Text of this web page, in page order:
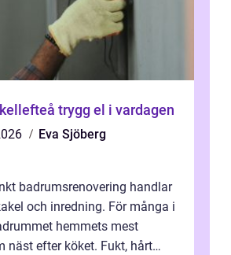
Elservice skellefteå trygg el i vardagen
Eva Sjöberg
badrumsrenovering handlar
och inredning. För många i
hemmets mest
näst efter köket. Fukt, hårt